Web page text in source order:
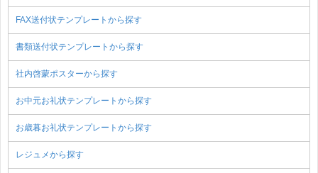
FAX送付状テンプレートから探す
書類送付状テンプレートから探す
社内啓蒙ポスターから探す
お中元お礼状テンプレートから探す
お歳暮お礼状テンプレートから探す
レジュメから探す